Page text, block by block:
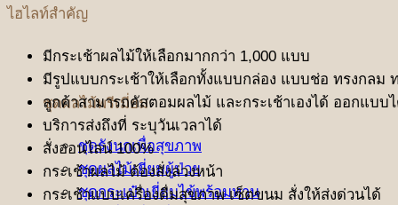
ชุดผลไม้พรีเมี่ยม
ชุดรังนกเพื่อสุขภาพ
ชุดผลไม้เยี่ยมผู้ป่วย
ชุดกระเป๋าเยี่ยมไข้พร้อมทาน
ไฮไลท์สำคัญ
มีกระเช้าผลไม้ให้เลือกมากกว่า 1,000 แบบ
มีรูปแบบกระเช้าให้เลือกทั้งแบบกล่อง แบบช่อ ทรงกลม
ลูกค้าสามารถคัสตอมผลไม้ และกระเช้าเองได้ ออกแบ
บริการส่งถึงที่ ระบุวันเวลาได้
สั่งออนไลน์ 100%
กระเช้าผลไม้ ต้องสั่งล่วงหน้า
กระเช้าแบบเครื่องดื่มสุขภาพ เซ็ตขนม สั่งให้ส่งด่วนได้